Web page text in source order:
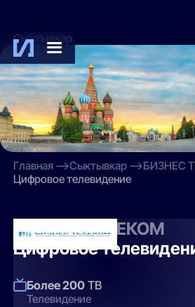
Сыктывкар
Главная Сыктывкар
БИЗНЕС
Цифровое телевидение
БИЗНЕС ТЕЛЕКОМ
Цифровое
Более 200 ТВ
Телевидение